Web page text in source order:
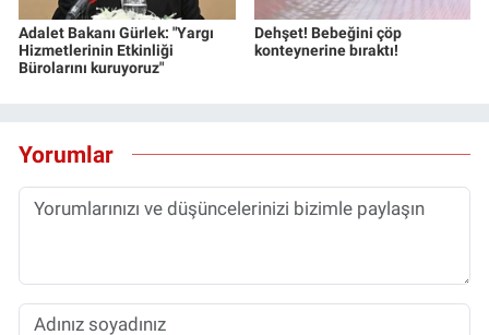
Adalet Bakanı Gürlek: "Yargı
Hizmetlerinin Etkinliği
Bürolarını kuruyoruz"
Dehşet! Bebeğini çöp
konteynerine bıraktı!
Yorumlar